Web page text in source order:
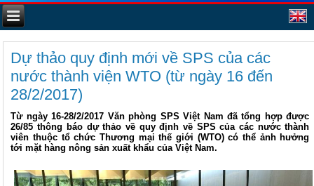
Dự thảo quy định mới về SPS của các
nước thành viện WTO (từ ngày 16 đến
28/2/2017)
Từ ngày 16-28/2/2017 Văn phòng SPS Việt Nam đã tổng hợp được
26/85 thông báo dự thảo về quy định về SPS của các nước thành
viên thuộc tổ chức Thương mại thế giới (WTO) có thể ảnh hưởng
tới mặt hàng nông sản xuất khẩu của Việt Nam.